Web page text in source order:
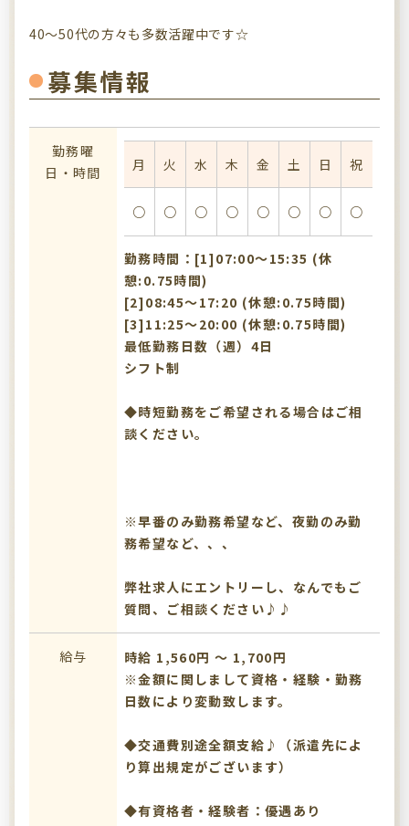
40～50代の方々も多数活躍中です☆
募集情報
勤務曜
日・時間
月 火 水 木 金 土 日 祝
○ ○ ○ ○ ○ ○ ○ ○
勤務時間：[1]07:00〜15:35 (休
憩:0.75時間)
[2]08:45〜17:20 (休憩:0.75時間)
[3]11:25〜20:00 (休憩:0.75時間)
最低勤務日数（週）4日
シフト制
◆時短勤務をご希望される場合はご相
談ください。
※早番のみ勤務希望など、夜勤のみ勤
務希望など、、、
弊社求人にエントリーし、なんでもご
質問、ご相談ください♪♪
給与
時給 1,560円 〜 1,700円
※金額に関しまして資格・経験・勤務
日数により変動致します。
◆交通費別途全額支給♪（派遣先によ
り算出規定がございます）
◆有資格者・経験者：優遇あり